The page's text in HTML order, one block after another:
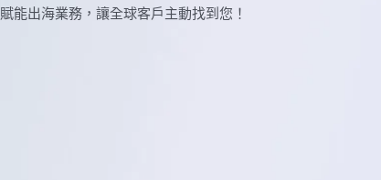
賦能出海業務，讓全球​​客戶主動找到您！